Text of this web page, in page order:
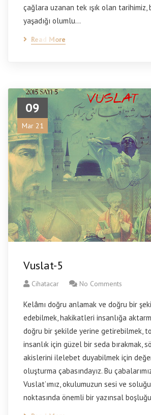
çağlara uzanan tek ışık olan tarihimiz,
yaşadığı olumlu…
Read More
09
Mar 21
Vuslat-5
Cihatacar No Comments
Kelâmı doğru anlamak ve doğru bir
edebilmek, hakikatleri insanlığa
doğru bir şekilde yerine getirebilmek,
insanlık için güzel bir seda bırakmak,
akislerini ilelebet duyabilmek için
oluşturma çabasındayız. Bu
Vuslat’ımız, okulumuzun sesi ve
noktasında önemli bir yazınsal